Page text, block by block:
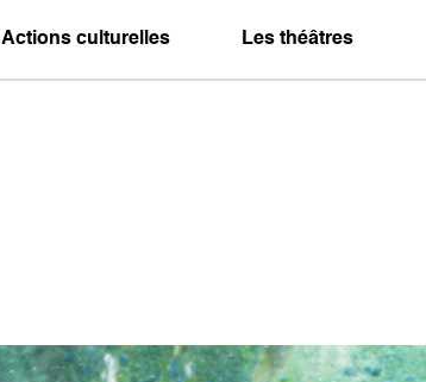
Actions culturelles Les théâtres